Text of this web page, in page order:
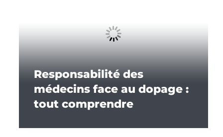
Responsabilité des
médecins face au dopage :
tout comprendre